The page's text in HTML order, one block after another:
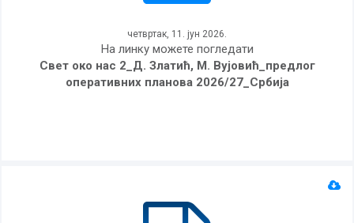
четвртак, 11. јун 2026.
На линку можете погледати
Свет око нас 2_Д. Златић, М. Вујовић_предлог
оперативних планова 2026/27_Србија